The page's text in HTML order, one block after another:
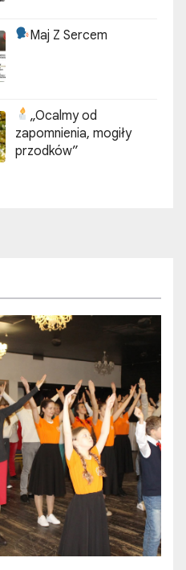
historii Kijowa”
Maj Z Sercem
„Ocalmy od
zapomnienia, mogiły
przodków”